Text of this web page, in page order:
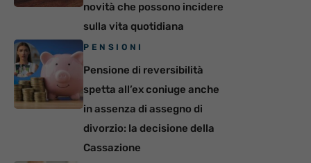
novità che possono incidere
sulla vita quotidiana
PENSIONI
Pensione di reversibilità
spetta all’ex coniuge anche
in assenza di assegno di
divorzio: la decisione della
Cassazione